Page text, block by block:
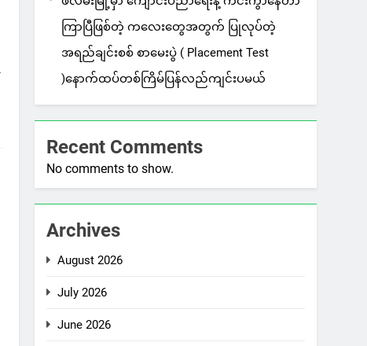
ကြာပြီဖြစ်တဲ့ ကလေးတွေအတွက် ပြုလုပ်တဲ့
အရည်ချင်းစစ် စာမေးပွဲ ( Placement Test
)နောက်ထပ်တစ်ကြိမ်ပြန်လည်ကျင်းပမယ်
Recent Comments
No comments to show.
Archives
August 2026
July 2026
June 2026